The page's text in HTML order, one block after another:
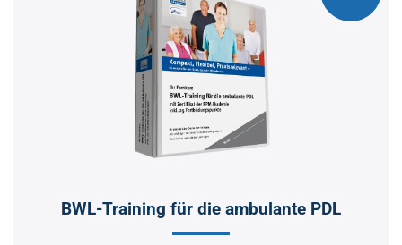
BWL-Training für die ambulante PDL